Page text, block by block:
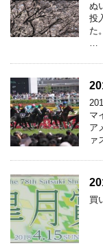
ぬ
投
た
…
マ
ア
ァ
買